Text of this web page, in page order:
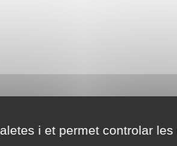
i et permet controlar